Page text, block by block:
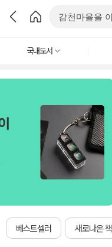
국내도서
베스트셀러 새로나온 책